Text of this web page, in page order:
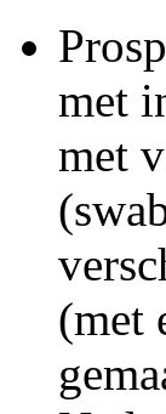
met
met
(met